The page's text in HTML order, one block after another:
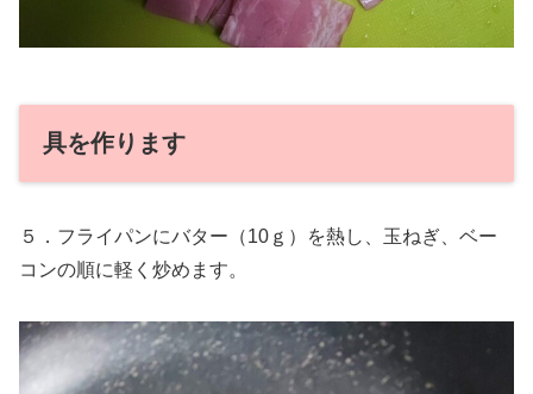
具を作ります
５．フライパンにバター（10ｇ）を熱し、玉ねぎ、ベー
コンの順に軽く炒めます。